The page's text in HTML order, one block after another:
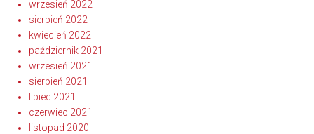
wrzesień 2022
sierpień 2022
kwiecień 2022
październik 2021
wrzesień 2021
sierpień 2021
lipiec 2021
czerwiec 2021
listopad 2020